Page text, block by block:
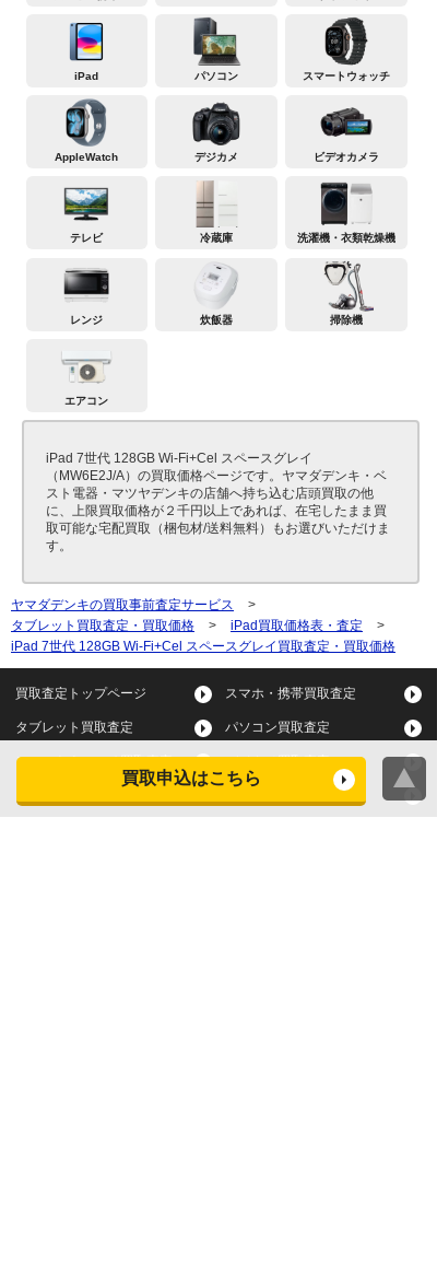
買取申込はこちら
iPad パソコン スマートウォッチ
AppleWatch デジカメ ビデオカメラ
テレビ 冷蔵庫 洗濯機・衣類乾燥機
レンジ 炊飯器 掃除機
エアコン
iPad 7世代 128GB Wi-Fi+Cel スペースグレイ
（MW6E2J/A）の買取価格ページです。ヤマダデンキ・ベ
スト電器・マツヤデンキの店舗へ持ち込む店頭買取の他
に、上限買取価格が２千円以上であれば、在宅したまま買
取可能な宅配買取（梱包材/送料無料）もお選びいただけま
す。
ヤマダデンキの買取事前査定サービス
>
タブレット買取査定・買取価格
> iPad買取価格表・査定
>
iPad 7世代 128GB Wi-Fi+Cel スペースグレイ買取査定・買取価格
買取査定トップページ スマホ・携帯買取査定
タブレット買取査定 パソコン買取査定
スマートウォッチ買取査定 デジカメ買取査定